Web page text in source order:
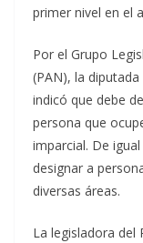
primer nivel en el
Por el Grupo
(PAN), la diputada
indicó que debe
persona que
imparcial. De
designar a
diversas áreas.
La legisladora del